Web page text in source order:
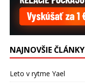
NAJNOVŠIE ČLÁNKY
Leto v rytme Yael